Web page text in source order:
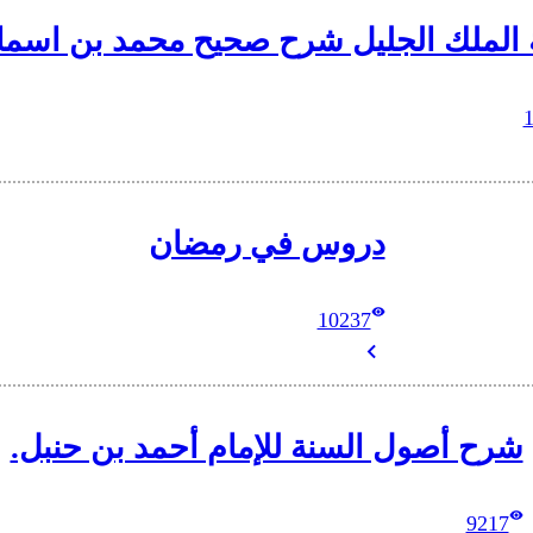
الملك الجليل شرح صحيح محمد بن
دروس في رمضان
10237
شرح أصول السنة للإمام أحمد بن حنبل.
9217